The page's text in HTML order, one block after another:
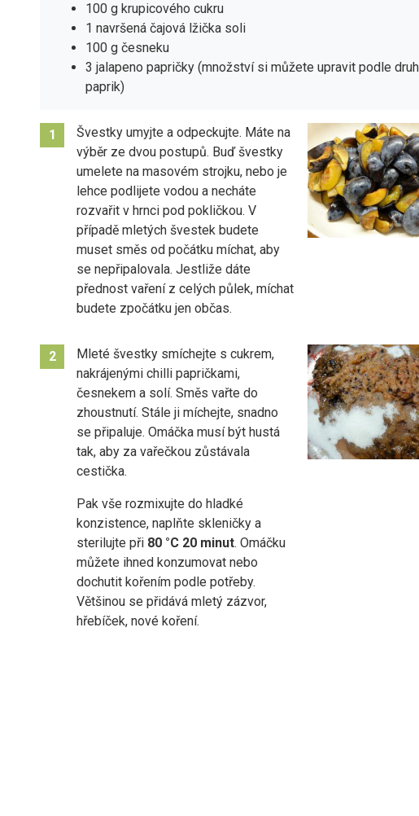
100 g krupicového cukru
1 navršená čajová lžička soli
100 g česneku
3 jalapeno papričky (množství si můžete upravit podle
paprik)
1
Švestky umyjte a odpeckujte. Máte na
výběr ze dvou postupů. Buď švestky
umelete na masovém strojku, nebo je
lehce podlijete vodou a necháte
rozvařit v hrnci pod pokličkou. V
případě mletých švestek budete
muset směs od počátku míchat, aby
se nepřipalovala. Jestliže dáte
přednost vaření z celých půlek, míchat
budete zpočátku jen občas.
2
Mleté švestky smíchejte s cukrem,
nakrájenými chilli papričkami,
česnekem a solí. Směs vařte do
zhoustnutí. Stále ji míchejte, snadno
se připaluje. Omáčka musí být hustá
tak, aby za vařečkou zůstávala
cestička.
Pak vše rozmixujte do hladké
konzistence, naplňte skleničky a
sterilujte při 80 °C 20 minut. Omáčku
můžete ihned konzumovat nebo
dochutit kořením podle potřeby.
Většinou se přidává mletý zázvor,
hřebíček, nové koření.